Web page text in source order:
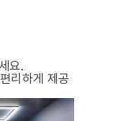
요.
리하게 제공